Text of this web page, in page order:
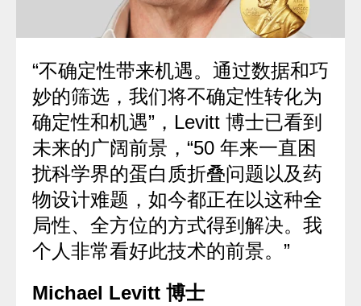
“不确定性带来机遇。通过数据和巧
妙的筛选，我们将不确定性转化为
确定性和机遇”，Levitt 博士已看到
未来的广阔前景，“50 年来一直困
扰科学界的蛋白质折叠问题以及药
物设计难题，如今都正在以这种全
局性、全方位的方式得到解决。我
个人非常看好此技术的前景。”
Michael Levitt 博士